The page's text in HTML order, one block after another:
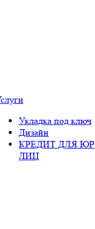
Укладка под ключ
Дизайн
КРЕДИТ ДЛЯ ЮР
ЛИЦ